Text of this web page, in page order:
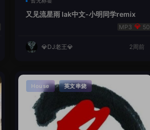
又见流星雨 lak中文-小明同学remix
50
💎DJ老王💎 2周前
House · 英文串烧